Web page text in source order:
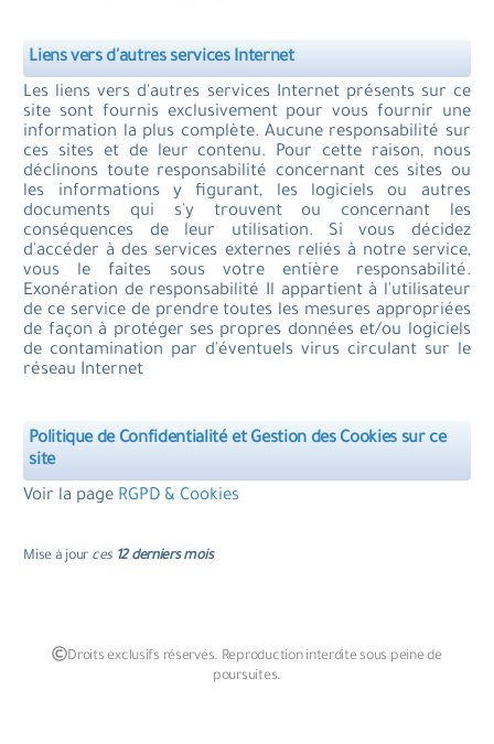
Liens vers d'autres services Internet
Les liens vers d'autres services Internet présents sur ce
site sont fournis exclusivement pour vous fournir une
information la plus complète. Aucune responsabilité sur
ces sites et de leur contenu. Pour cette raison, nous
déclinons toute responsabilité concernant ces sites ou
les informations y figurant, les logiciels ou autres
documents qui s'y trouvent ou concernant les
conséquences de leur utilisation. Si vous décidez
d'accéder à des services externes reliés à notre service,
vous le faites sous votre entière responsabilité.
Exonération de responsabilité Il appartient à l'utilisateur
de ce service de prendre toutes les mesures appropriées
de façon à protéger ses propres données et/ou logiciels
de contamination par d'éventuels virus circulant sur le
réseau Internet
Politique de Confidentialité et Gestion des Cookies sur ce
site
Voir la page RGPD & Cookies
Mise à jour ces 12 derniers mois
Droits exclusifs réservés. Reproduction interdite sous peine de
poursuites.